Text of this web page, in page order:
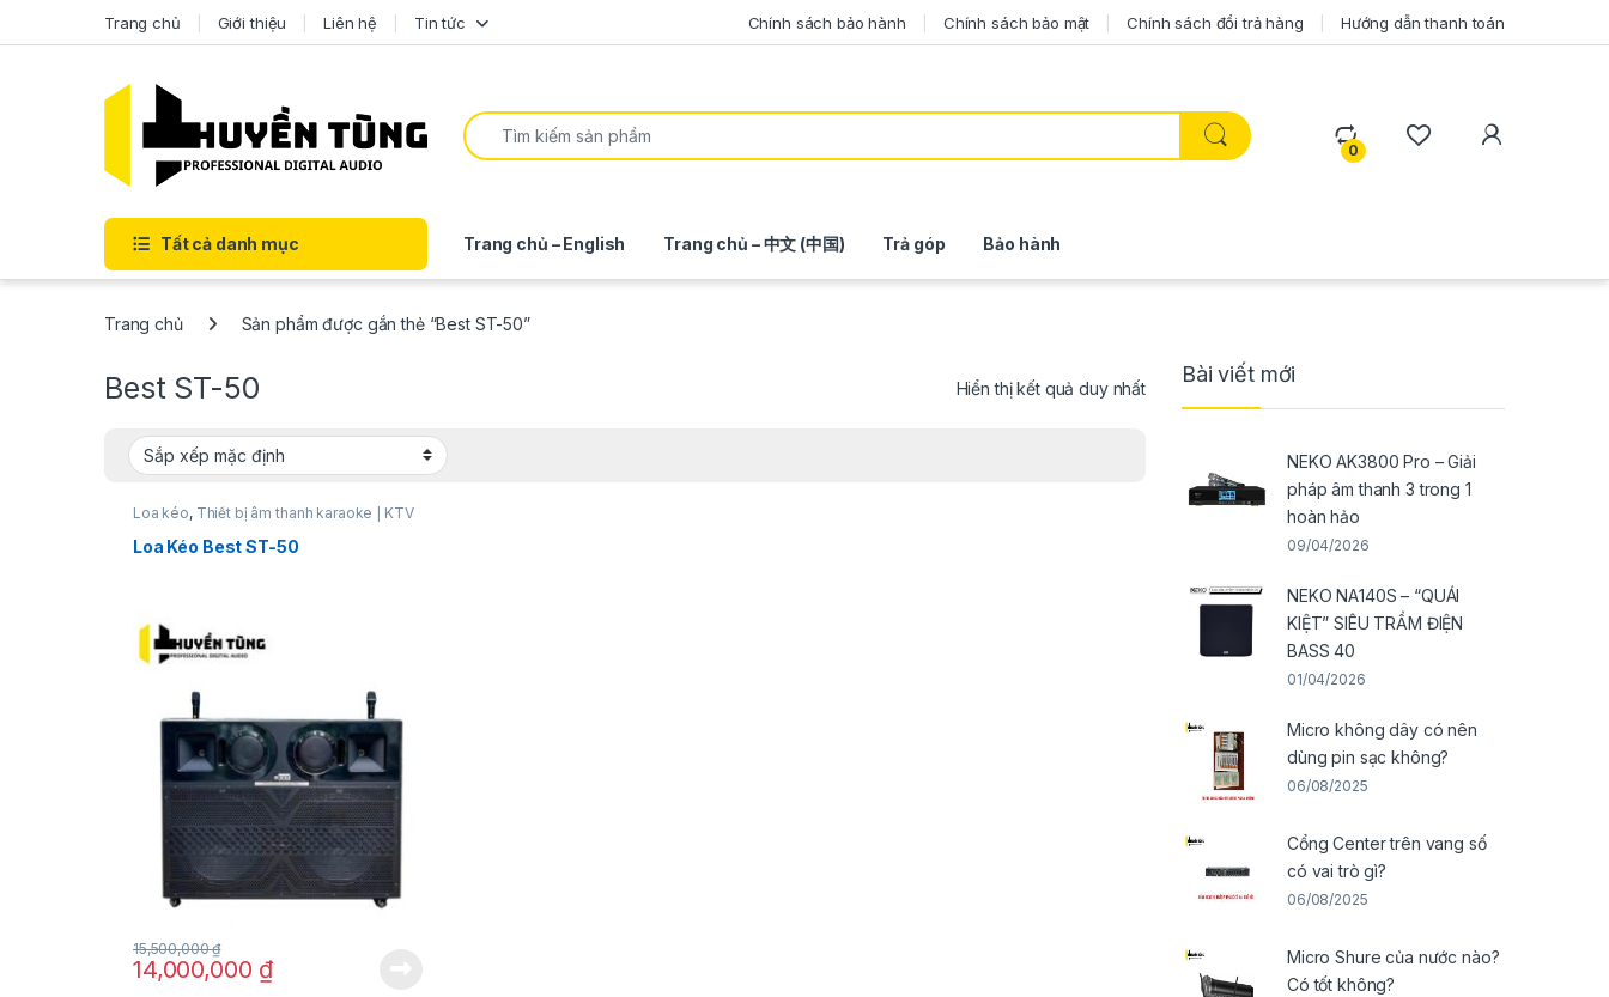
Trang chủ Giới thiệu Liên hệ Tin tức Chính sách bảo hành Chính sách bảo mật Chính sách đổi trả hàng Hướng dẫn thanh toán
0
Tất cả danh mục Trang chủ – English Trang chủ – 中文 (中国) Trả góp Bảo hành
Trang chủ Sản phẩm được gắn thẻ “Best ST-50”
Best ST-50 Hiển thị kết quả duy nhất
Loa kéo, Thiết bị âm thanh karaoke | KTV
Loa Kéo Best ST-50
14,000,000 ₫
15,500,000₫
Bài viết mới
NEKO AK3800 Pro – Giải
pháp âm thanh 3 trong 1
hoàn hảo
09/04/2026
NEKO NA140S – “QUÁI
KIỆT” SIÊU TRẦM ĐIỆN
BASS 40
01/04/2026
Micro không dây có nên
dùng pin sạc không?
06/08/2025
Cổng Center trên vang số
có vai trò gì?
06/08/2025
Micro Shure của nước nào?
Có tốt không?